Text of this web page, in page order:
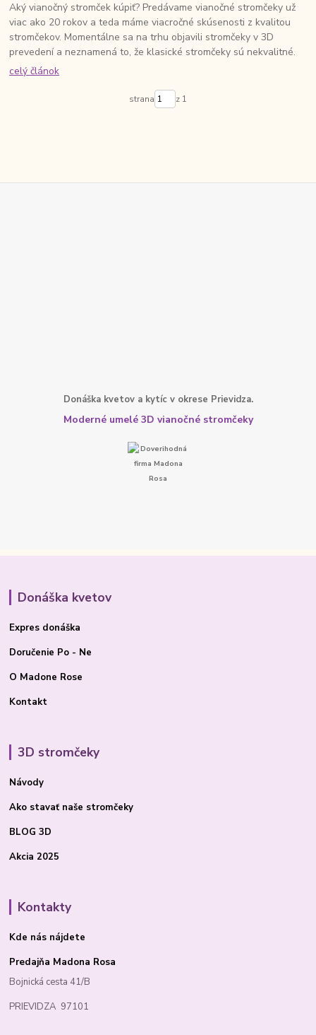
Aký vianočný stromček kúpiť? Predávame vianočné stromčeky už
viac ako 20 rokov a teda máme viacročné skúsenosti z kvalitou
stromčekov. Momentálne sa na trhu objavili stromčeky v 3D
prevedení a neznamená to, že klasické stromčeky sú nekvalitné.
celý článok
strana z 1
Donáška kvetov a kytíc v okrese Prievidza.
Moderné umelé 3D vianočné stromčeky
Donáška kvetov
Expres donáška
Doručenie Po - Ne
O Madone Rose
Kontakt
3D stromčeky
Návody
Ako stavať naše stromčeky
BLOG 3D
Akcia 2025
Kontakty
Kde nás nájdete
Predajňa Madona Rosa
Bojnická cesta 41/B
PRIEVIDZA 97101